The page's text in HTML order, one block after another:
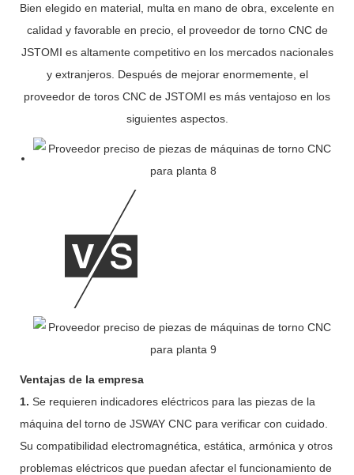
Bien elegido en material, multa en mano de obra, excelente en
calidad y favorable en precio, el proveedor de torno CNC de
JSTOMI es altamente competitivo en los mercados nacionales
y extranjeros. Después de mejorar enormemente, el
proveedor de toros CNC de JSTOMI es más ventajoso en los
siguientes aspectos.
Ventajas de la empresa
1. Se requieren indicadores eléctricos para las piezas de la
máquina del torno de JSWAY CNC para verificar con cuidado.
Su compatibilidad electromagnética, estática, armónica y otros
problemas eléctricos que puedan afectar el funcionamiento de